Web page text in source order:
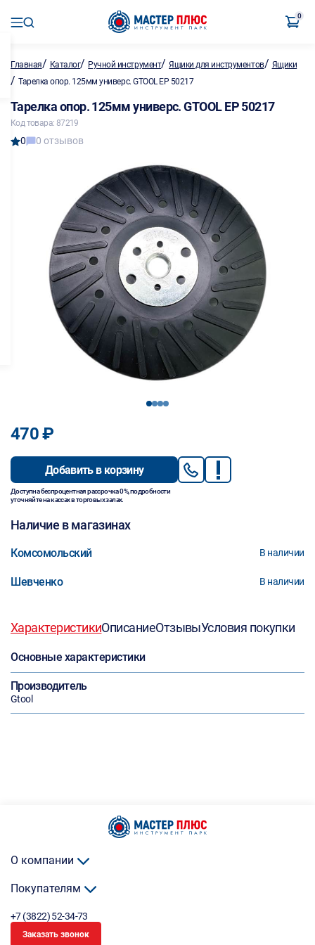
0
Главная/ Каталог/ Ручной инструмент/Ящики для инструментов/ Ящики
/ Тарелка опор. 125мм универс. GTOOL EP 50217
Тарелка опор. 125мм универс. GTOOL EP 50217
Код товара: 87219
0 0 отзывов
1234
470 ₽
Добавить в корзину
Доступна беспроцентная рассрочка 0%, подробности
уточняйте на кассах в торговых залах.
Наличие в магазинах
Комсомольский В наличии
Шевченко В наличии
ХарактеристикиОписаниеОтзывыУсловия покупки
Основные характеристики
Производитель
Gtool
О компании
Покупателям
+7 (3822) 52-34-73
Заказать звонок